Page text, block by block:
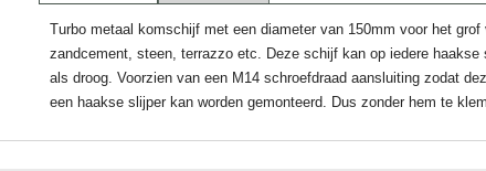
Turbo metaal komschijf met een diameter van 150mm voor het grof
zandcement, steen, terrazzo etc. Deze schijf kan op iedere haakse
als droog. Voorzien van een M14 schroefdraad aansluiting zodat
een haakse slijper kan worden gemonteerd. Dus zonder hem te